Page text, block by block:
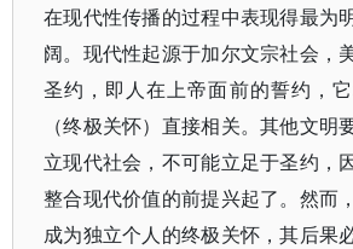
在现代性传播的过程中表现得最为
阔。现代性起源于加尔文宗社会，
圣约，即人在上帝面前的誓约，
（终极关怀）直接相关。其他文明
立现代社会，不可能立足于圣约，
整合现代价值的前提兴起了。然而
成为独立个人的终极关怀，其后果